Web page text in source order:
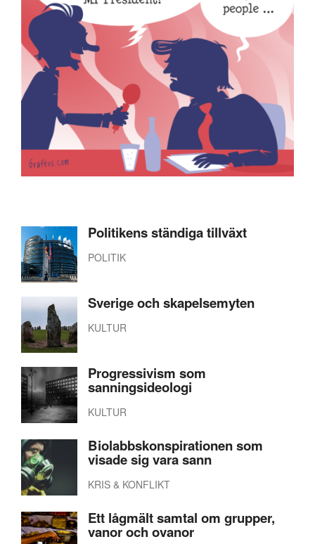
Politikens ständiga tillväxt
POLITIK
Sverige och skapelsemyten
KULTUR
Progressivism som
sanningsideologi
KULTUR
Biolabbskonspirationen som
visade sig vara sann
KRIS & KONFLIKT
Ett lågmält samtal om grupper,
vanor och ovanor